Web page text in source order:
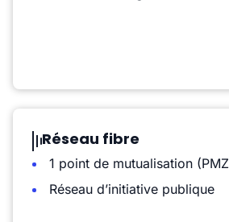
Réseau fibre
1 point de mutualisation
Réseau d’initiative publique